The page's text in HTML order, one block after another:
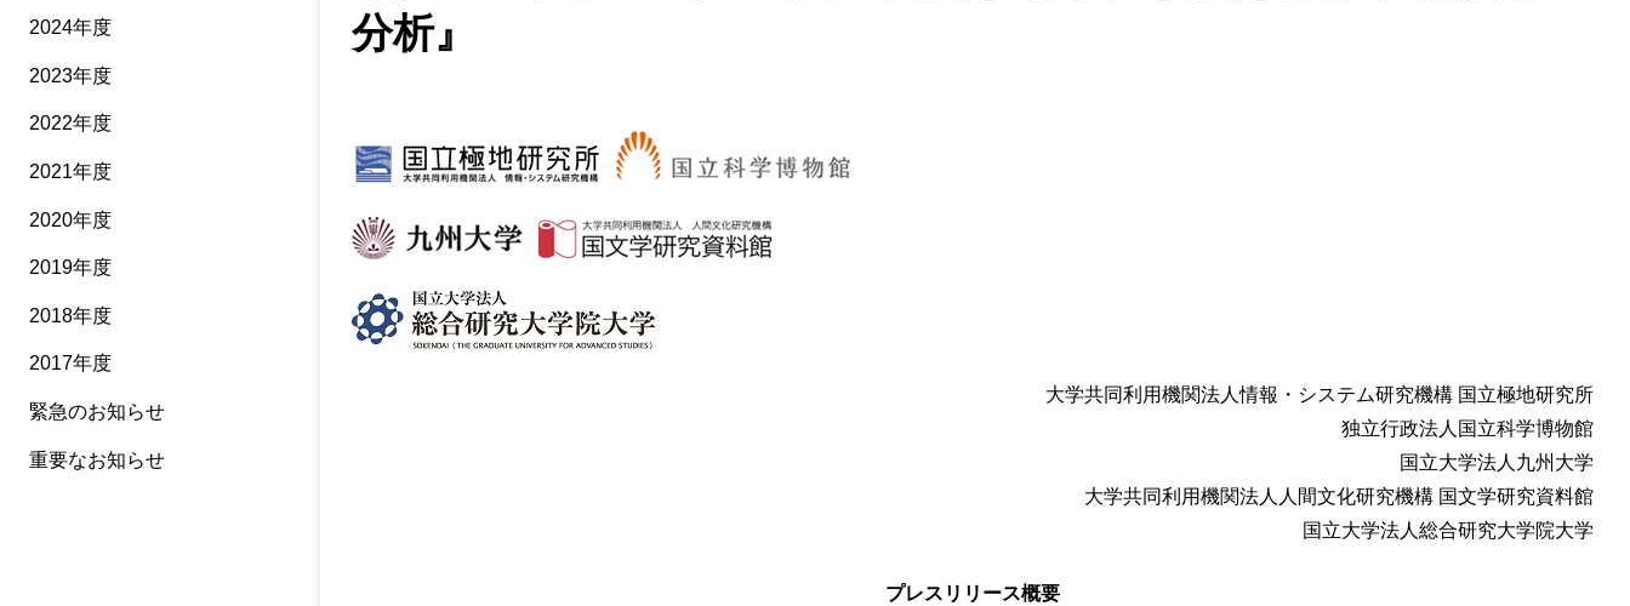
分析』
大学共同利用機関法人情報・システム研究機構 国立極地研究所
独立行政法人国立科学博物館
国立大学法人九州大学
大学共同利用機関法人人間文化研究機構 国文学研究資料館
国立大学法人総合研究大学院大学
プレスリリース概要
2024年度
2023年度
2022年度
2021年度
2020年度
2019年度
2018年度
2017年度
緊急のお知らせ
重要なお知らせ